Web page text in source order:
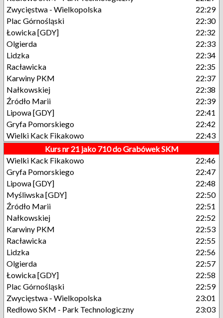
Zwycięstwa - Wielkopolska
22:29
Plac Górnośląski
22:30
Łowicka [GDY]
22:32
Olgierda
22:33
Lidzka
22:34
Racławicka
22:35
Karwiny PKM
22:37
Nałkowskiej
22:38
Źródło Marii
22:39
Lipowa [GDY]
22:41
Gryfa Pomorskiego
22:42
Wielki Kack Fikakowo
22:43
Kurs nr 21 jako 710 do Grabówek SKM
Wielki Kack Fikakowo
22:46
Gryfa Pomorskiego
22:47
Lipowa [GDY]
22:48
Myśliwska [GDY]
22:50
Źródło Marii
22:51
Nałkowskiej
22:52
Karwiny PKM
22:53
Racławicka
22:55
Lidzka
22:56
Olgierda
22:57
Łowicka [GDY]
22:58
Plac Górnośląski
22:59
Zwycięstwa - Wielkopolska
23:01
Redłowo SKM - Park Technologiczny
23:03